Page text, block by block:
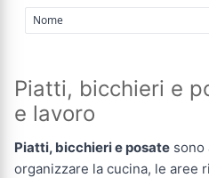
Piatti, bicchieri e
e lavoro
Piatti, bicchieri e posate sono
organizzare la cucina, le aree